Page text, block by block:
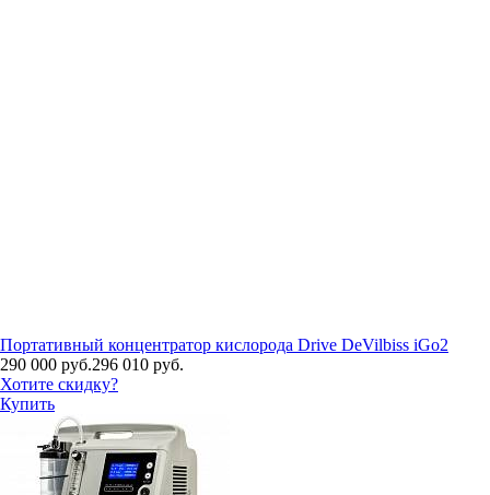
Портативный концентратор кислорода Drive DeVilbiss iGo2
290 000 руб.296 010 руб.
Хотите скидку?
Купить